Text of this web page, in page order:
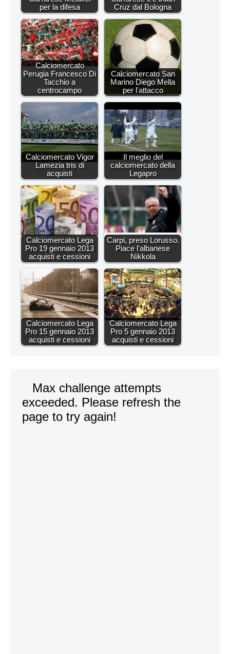
per la difesa
Cruz dal Bologna
Calciomercato
Perugia Francesco Di
Tacchio a
centrocampo
Calciomercato San
Marino Diego Mella
per l'attacco
Calciomercato Vigor
Lamezia tris di
acquisti
Il meglio del
calciomercato della
Legapro
Calciomercato Lega
Pro 19 gennaio 2013
acquisti e cessioni
Carpi, preso Lorusso.
Piace l'albanese
Nikkola
Calciomercato Lega
Pro 15 gennaio 2013
acquisti e cessioni
Calciomercato Lega
Pro 5 gennaio 2013
acquisti e cessioni